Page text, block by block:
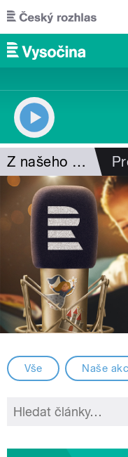
Přejít k hlavnímu obsahu
Z našeho vysílání
Vše Naše